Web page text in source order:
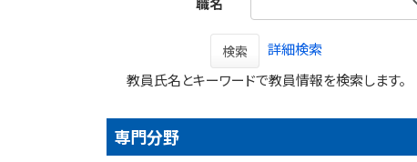
検索
詳細検索
教員氏名とキーワードで教員情報を検索します。
専門分野